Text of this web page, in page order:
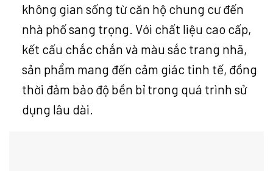
không gian sống từ căn hộ chung cư đến
nhà phố sang trọng. Với chất liệu cao cấp,
kết cấu chắc chắn và màu sắc trang nhã,
sản phẩm mang đến cảm giác tinh tế, đồng
thời đảm bảo độ bền bỉ trong quá trình sử
dụng lâu dài.